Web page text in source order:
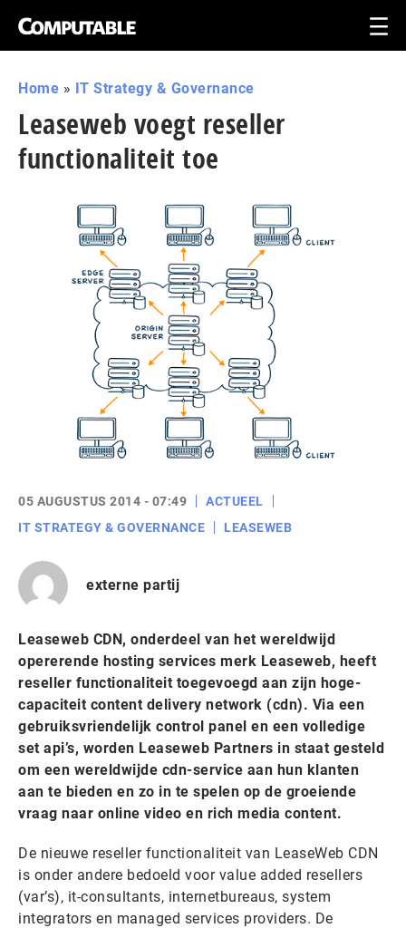
Home » IT Strategy & Governance
Leaseweb voegt reseller
functionaliteit toe
05 AUGUSTUS 2014 - 07:49
ACTUEEL
IT STRATEGY & GOVERNANCE
LEASEWEB
externe partij
Leaseweb CDN, onderdeel van het wereldwijd
opererende hosting services merk Leaseweb, heeft
reseller functionaliteit toegevoegd aan zijn hoge-
capaciteit content delivery network (cdn). Via een
gebruiksvriendelijk control panel en een volledige
set api’s, worden Leaseweb Partners in staat gesteld
om een wereldwijde cdn-service aan hun klanten
aan te bieden en zo in te spelen op de groeiende
vraag naar online video en rich media content.
De nieuwe reseller functionaliteit van LeaseWeb CDN
is onder andere bedoeld voor value added resellers
(var’s), it-consultants, internetbureaus, system
integrators en managed services providers. De